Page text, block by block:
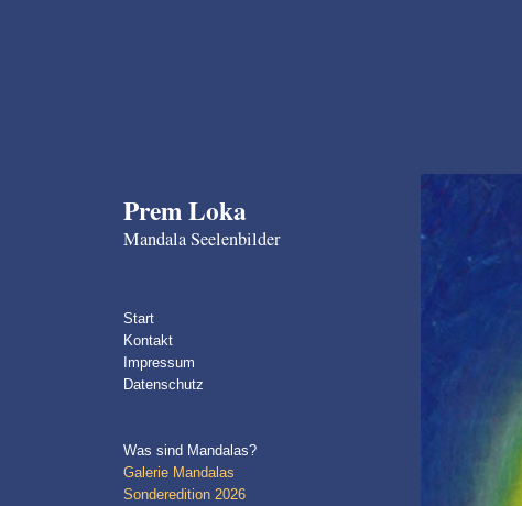
Prem Loka
Mandala Seelenbilder
Start
Kontakt
Impressum
Datenschutz
Was sind Mandalas?
Galerie Mandalas
Sonderedition 2026